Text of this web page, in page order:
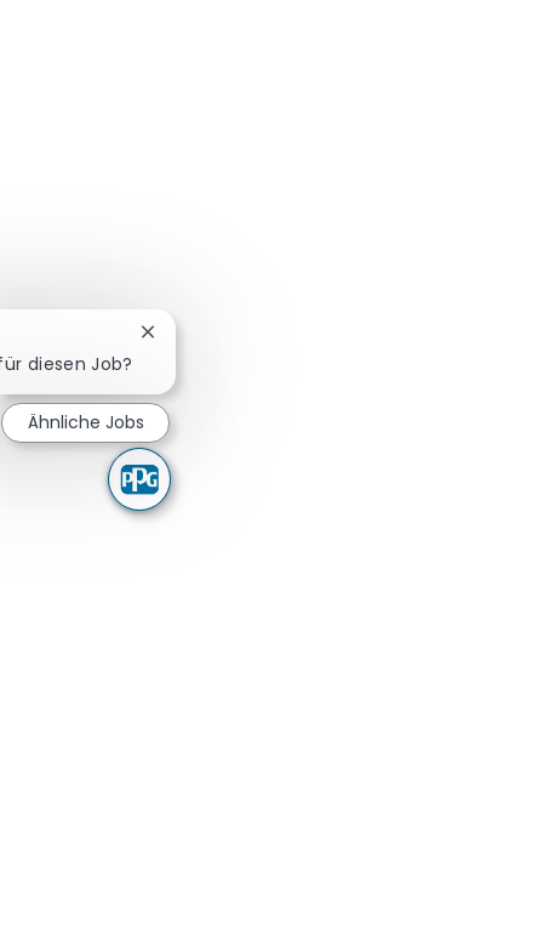
diesen Job?
Chatbot-Benachrichtigung schließen
Ähnliche Jobs